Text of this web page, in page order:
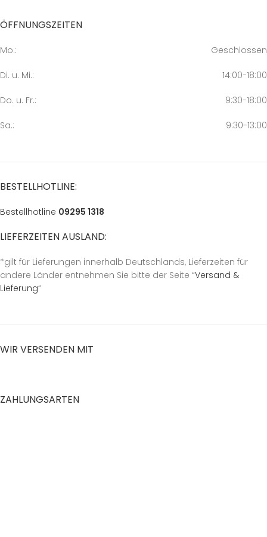
ÖFFNUNGSZEITEN
Mo.: Geschlossen
Di. u. Mi.: 14:00-18:00
Do. u. Fr.: 9:30-18:00
Sa.: 9:30-13:00
BESTELLHOTLINE:
Bestellhotline 09295 1318
LIEFERZEITEN AUSLAND:
*gilt für Lieferungen innerhalb Deutschlands, Lieferzeiten für
andere Länder entnehmen Sie bitte der Seite “Versand &
Lieferung“
WIR VERSENDEN MIT
ZAHLUNGSARTEN